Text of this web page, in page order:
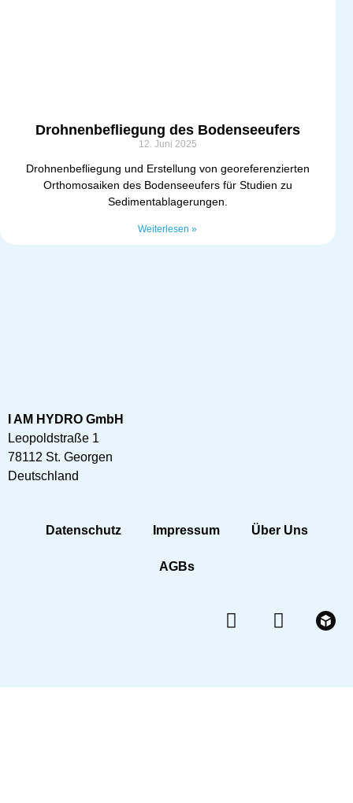
Drohnenbefliegung des Bodenseeufers
12. Juni 2025
Drohnenbefliegung und Erstellung von georeferenzierten
Orthomosaiken des Bodenseeufers für Studien zu
Sedimentablagerungen.
Weiterlesen »
I AM HYDRO GmbH
Leopoldstraße 1
78112 St. Georgen
Deutschland
Datenschutz Impressum Über Uns
AGBs